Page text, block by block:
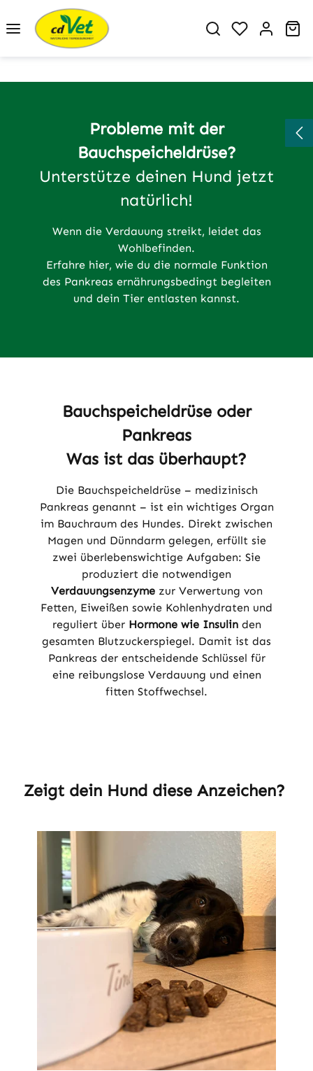
Zum Hauptinhalt springen
Du hast 0
Probleme mit der
Bauchspeicheldrüse?
Unterstütze deinen Hund jetzt
natürlich!
Wenn die Verdauung streikt, leidet das
Wohlbefinden.
Erfahre hier, wie du die normale Funktion
des Pankreas ernährungsbedingt begleiten
und dein Tier entlasten kannst.
Bauchspeicheldrüse oder
Pankreas
Was ist das überhaupt?
Die Bauchspeicheldrüse – medizinisch
Pankreas genannt – ist ein wichtiges Organ
im Bauchraum des Hundes. Direkt zwischen
Magen und Dünndarm gelegen, erfüllt sie
zwei überlebenswichtige Aufgaben: Sie
produziert die notwendigen
Verdauungsenzymezur Verwertung von
Fetten, Eiweißen sowie Kohlenhydraten und
reguliert über Hormone wie Insulinden
gesamten Blutzuckerspiegel. Damit ist das
Pankreas der entscheidende Schlüssel für
eine reibungslose Verdauung und einen
fitten Stoffwechsel.
Zeigt dein Hund diese Anzeichen?